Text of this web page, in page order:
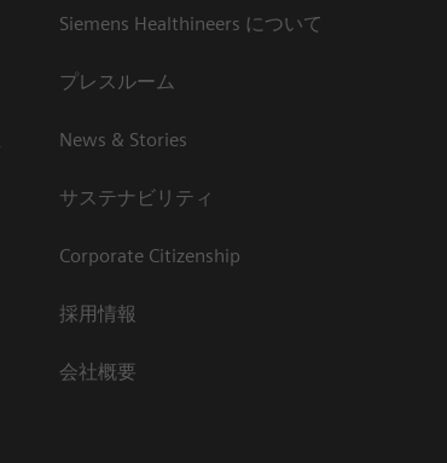
Siemens Healthineers について
プレスルーム
News & Stories
サステナビリティ
Corporate Citizenship
採用情報
会社概要